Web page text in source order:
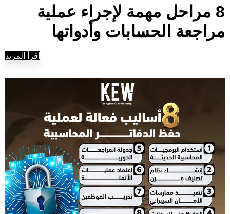
8 مراحل مهمة لإجراء عملية
مراجعة الحسابات وأدواتها
إقرأ المزيد